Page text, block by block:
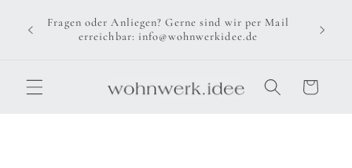
zum
Inhalt
Fragen oder Anliegen? Gerne sind wir per Mail
erreichbar: info@wohnwerkidee.de
Warenkorb